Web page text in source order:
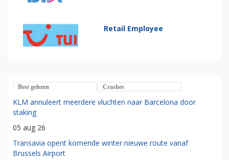
Retail Employee
Best gelezen Crashes
KLM annuleert meerdere vluchten naar Barcelona door
staking
05 aug 26
Transavia opent komende winter nieuwe route vanaf
Brussels Airport